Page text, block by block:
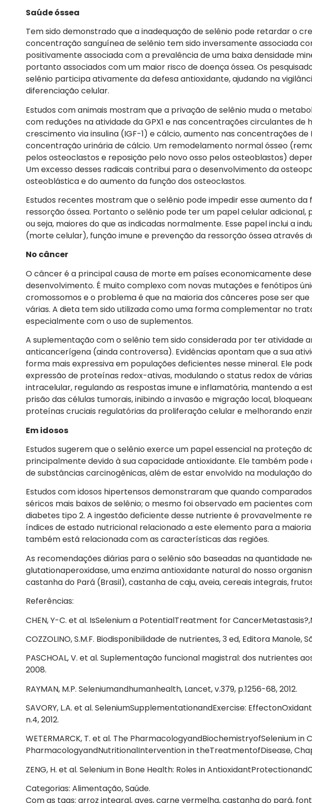
Saúde óssea
Tem sido demonstrado que a inadequação de selênio pode retardar o
concentração sanguínea de selênio tem sido inversamente associada
positivamente associada com a prevalência de uma baixa densidade
portanto associados com um maior risco de doença óssea. Os
selênio participa ativamente da defesa antioxidante, ajudando na
diferenciação celular.
Estudos com animais mostram que a privação de selênio muda o
com reduções na atividade da GPX1 e nas concentrações circulantes
crescimento via insulina (IGF-1) e cálcio, aumento nas concentrações de
concentração urinária de cálcio. Um remodelamento normal ósseo
pelos osteoclastos e reposição pelo novo osso pelos osteoblastos)
Um excesso desses radicais contribui para o desenvolvimento da
osteoblástica e do aumento da função dos osteoclastos.
Estudos recentes mostram que o selênio pode impedir esse aumento
ressorção óssea. Portanto o selênio pode ter um papel celular
ou seja, maiores do que as indicadas normalmente. Esse papel inclui a
(morte celular), função imune e prevenção da ressorção óssea através
No câncer
O câncer é a principal causa de morte em países economicamente
desenvolvimento. É muito complexo com novas mutações e fenótipos
cromossomos e o problema é que na maioria dos cânceres pose ser
várias. A dieta tem sido utilizada como uma forma complementar no
especialmente com o uso de suplementos.
A suplementação com o selênio tem sido considerada por ter atividade
anticancerígena (ainda controversa). Evidências apontam que a sua
forma mais expressiva em populações deficientes nesse mineral. Ele
expressão de proteínas redox-ativas, modulando o status redox de
intracelular, regulando as respostas imune e inflamatória, mantendo a
prisão das células tumorais, inibindo a invasão e migração local,
proteínas cruciais regulatórias da proliferação celular e melhorando
Em idosos
Estudos sugerem que o selênio exerce um papel essencial na proteção
principalmente devido à sua capacidade antioxidante. Ele também
de substâncias carcinogênicas, além de estar envolvido na modulação
Estudos com idosos hipertensos demonstraram que quando
séricos mais baixos de selênio; o mesmo foi observado em pacientes
diabetes tipo 2. A ingestão deficiente desse nutriente é provavelmente
índices de estado nutricional relacionado a este elemento para a
também está relacionada com as características das regiões.
As recomendações diárias para o selênio são baseadas na quantidade
glutationaperoxidase, uma enzima antioxidante natural do nosso
castanha do Pará (Brasil), castanha de caju, aveia, cereais integrais,
Referências:
CHEN, Y-C. et al. IsSelenium a PotentialTreatment for
COZZOLINO, S.M.F. Biodisponibilidade de nutrientes, 3 ed, Editora Manole,
PASCHOAL, V. et al. Suplementação funcional magistral: dos nutrientes
2008.
RAYMAN, M.P. Seleniumandhumanhealth, Lancet, v.379, p.1256-68, 2012.
SAVORY, L.A. et al. SeleniumSupplementationandExercise:
n.4, 2012.
WETERMARCK, T. et al. The PharmacologyandBiochemistryofSelenium in
PharmacologyandNutritionalIntervention in theTreatmentofDisease,
ZENG, H. et al. Selenium in Bone Health: Roles in
Categorias: Alimentação, Saúde.
Com as tags: arroz integral, aves, carne vermelha, castanha do pará,